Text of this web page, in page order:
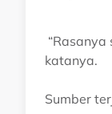
katanya.
Sumber